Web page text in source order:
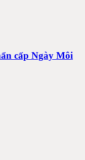
cấp Ngày Môi